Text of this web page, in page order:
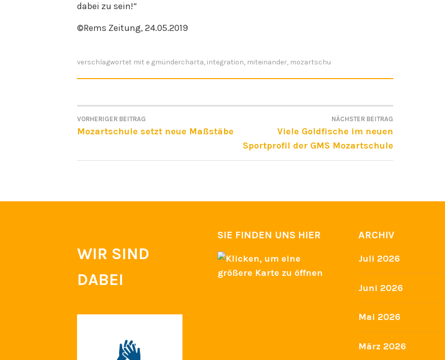
dabei zu sein!“
©Rems Zeitung, 24.05.2019
verschlagwortet mit e gmündercharta, integration, miteinander, mozartschu
BEITRAGSNAVIGATION
VORHERIGER BEITRAG
Mozartschule setzt neue Maßstäbe
NÄCHSTER BEITRAG
Viele Goldfische im neuen
Sportprofil der GMS Mozartschule
WIR SIND
DABEI
SIE FINDEN UNS HIER ARCHIV
Juli 2026
Juni 2026
Mai 2026
März 2026